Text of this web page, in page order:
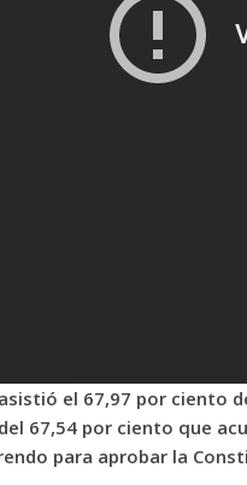
el 67,97 por ciento
67,54 por ciento que
para aprobar la